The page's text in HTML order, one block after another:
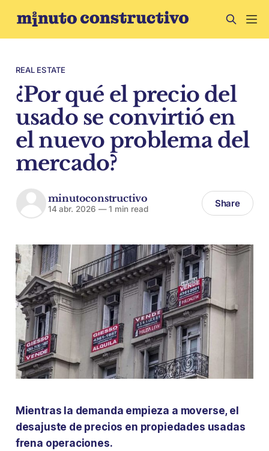
REAL ESTATE
¿Por qué el precio del
usado se convirtió en
el nuevo problema del
mercado?
minutoconstructivo
14 abr. 2026 —1 min read Share
Mientras la demanda empieza a moverse, el
desajuste de precios en propiedades usadas
frena operaciones.